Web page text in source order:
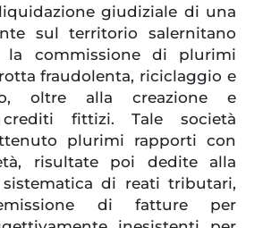
giudiziale di una
sul territorio salernitano
la commissione di plurimi
fraudolenta, riciclaggio e
oltre alla creazione e
fittizi. Tale società
plurimi rapporti con
risultate poi dedite alla
di reati tributari,
di fatture per